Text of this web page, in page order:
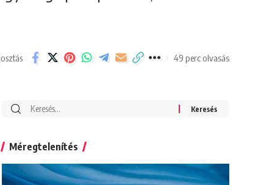
49 perc olvasás
Search
Méregtelenítés